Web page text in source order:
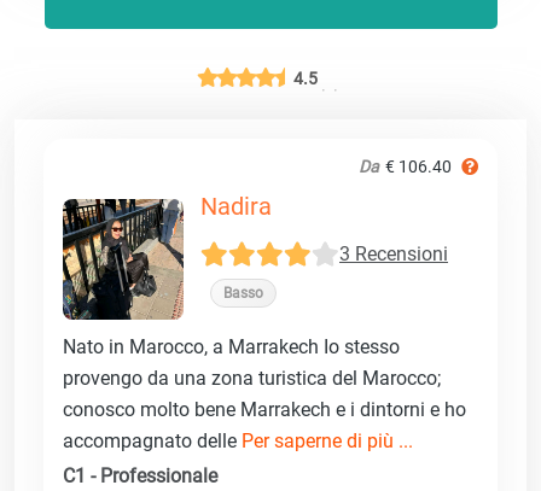
4.5
Da € 106.40
Nadira
3 Recensioni
Basso
Nato in Marocco, a Marrakech Io stesso
provengo da una zona turistica del Marocco;
conosco molto bene Marrakech e i dintorni e ho
accompagnato delle Per saperne di più ...
C1 - Professionale